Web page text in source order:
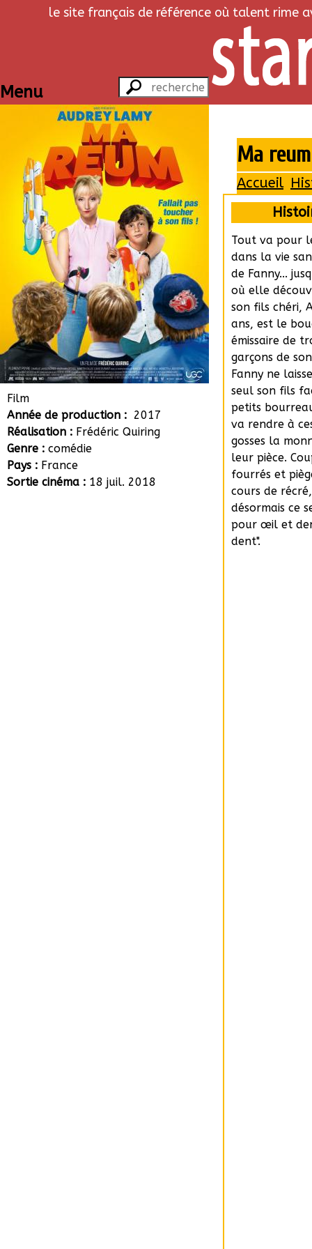
le site français de référence où talent rime
Menu
Film
Année de production : 2017
Réalisation : Frédéric Quiring
Genre : comédie
Pays : France
Sortie cinéma : 18 juil. 2018
Ma reum
Accueil
Tout va pour
dans la vie
de Fanny...
où elle
son fils chéri,
ans, est le
émissaire de
garçons de
Fanny ne
seul son fils
petits
va rendre à
gosses la
leur pièce.
fourrés et
cours de récré,
désormais ce
pour œil et
dent".